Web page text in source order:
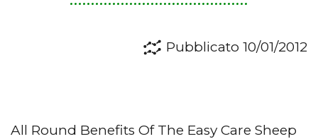
Pubblicato 10/01/2012
All Round Benefits Of The Easy Care Sheep